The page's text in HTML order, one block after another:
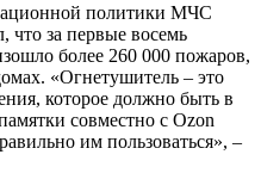
политики МЧС
что за первые восемь
более 260 000 пожаров,
«Огнетушитель – это
которое должно быть в
совместно с Ozon
им пользоваться», –